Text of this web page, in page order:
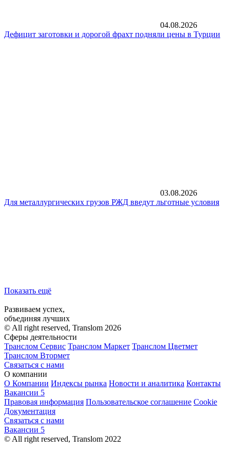
04.08.2026
Дефицит заготовки и дорогой фрахт подняли цены в Турции
03.08.2026
Для металлургических грузов РЖД введут льготные условия
Показать ещё
Развиваем успех,
объединяя лучших
© All right reserved, Translom 2026
Сферы деятельности
Транслом Сервис Транслом Маркет Транслом Цветмет
Транслом Втормет
Связаться с нами
О компании
О Компании Индексы рынка Новости и аналитика Контакты
Вакансии 5
Правовая информация Пользовательское соглашение Cookie
Документация
Связаться с нами
Вакансии 5
© All right reserved, Translom 2022